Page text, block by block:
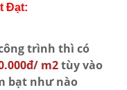
Đạt:
trình thì có
m2tùy vào
bạt như nào